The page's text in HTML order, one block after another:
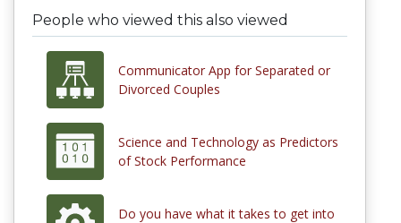
People who viewed this also viewed
Communicator App for Separated or
Divorced Couples
Science and Technology as Predictors
of Stock Performance
Do you have what it takes to get into